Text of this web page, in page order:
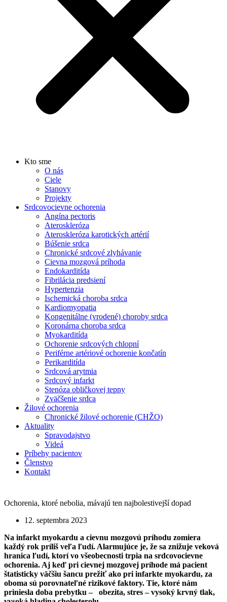
Kto sme
O nás
Ciele
Stanovy
Projekty
Srdcovocievne ochorenia
Angína pectoris
Ateroskleróza
Ateroskleróza karotických artérií
Búšenie srdca
Chronické srdcové zlyhávanie
Cievna mozgová príhoda
Endokarditída
Fibrilácia predsiení
Hypertenzia
Ischemická choroba srdca
Kardiomyopatia
Kongenitálne (vrodené) choroby srdca
Koronárna choroba srdca
Myokarditída
Ochorenie srdcových chlopní
Periférne artériové ochorenie končatín
Perikarditída
Srdcová arytmia
Srdcový infarkt
Stenóza obličkovej tepny
Zväčšenie srdca
Žilové ochorenia
Chronické žilové ochorenie (CHŽO)
Aktuality
Spravodajstvo
Videá
Príbehy pacientov
Členstvo
Kontakt
Ochorenia, ktoré nebolia, mávajú ten najbolestivejší dopad
12. septembra 2023
Na infarkt myokardu a cievnu mozgovú príhodu zomiera
každý rok príliš veľa ľudí. Alarmujúce je, že sa znižuje veková
hranica ľudí, ktorí vo všeobecnosti trpia na srdcovocievne
ochorenia. Aj keď pri cievnej mozgovej príhode má pacient
štatisticky väčšiu šancu prežiť ako pri infarkte myokardu, za
oboma sú porovnateľné rizikové faktory. Tie, ktoré nám
priniesla doba prebytku – obezita, stres – vysoký krvný tlak,